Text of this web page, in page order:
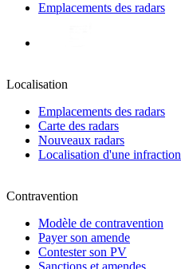
Emplacements des radars
Localisation
Emplacements des radars
Carte des radars
Nouveaux radars
Localisation d'une infraction
Contravention
Modèle de contravention
Payer son amende
Contester son PV
Sanctions et amendes